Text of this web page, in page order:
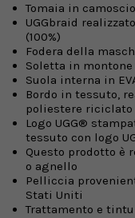
Tomaia in camoscio
UGGbraid
(100%)
Fodera della
Soletta in montone
Suola interna in
Bordo in tessuto,
poliestere riciclato
Logo UGG®
tessuto con logo
Questo prodotto è
o agnello
Pelliccia
Stati Uniti
Trattamento e